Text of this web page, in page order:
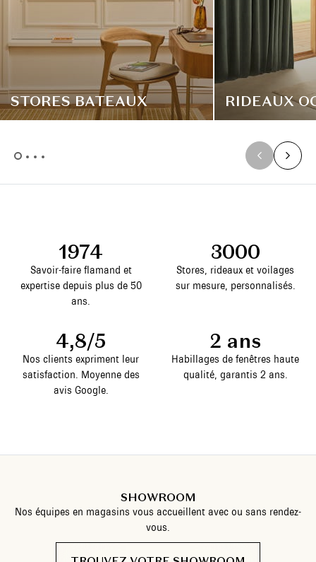
STORES BATEAUX RIDEAUX
1974
Savoir-faire flamand et
expertise depuis plus de 50
ans.
3000
Stores, rideaux et voilages
sur mesure, personnalisés.
4,8/5
Nos clients expriment leur
satisfaction. Moyenne des
avis Google.
2 ans
Habillages de fenêtres haute
qualité, garantis 2 ans.
SHOWROOM
Nos équipes en magasins vous accueillent avec ou sans rendez-
vous.